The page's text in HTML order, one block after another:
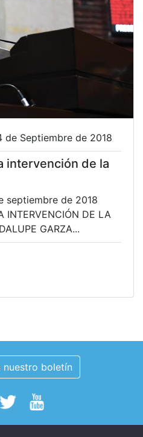
de Septiembre de 2018
intervención de la
septiembre de 2018
INTERVENCIÓN DE LA
GARZA...
nuestro boletín